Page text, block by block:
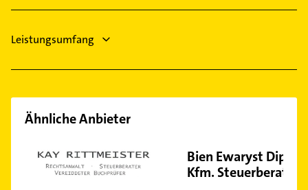
Leistungsumfang
Ähnliche Anbieter
Bien Ewaryst Dipl.-
Kfm. Steuerberater